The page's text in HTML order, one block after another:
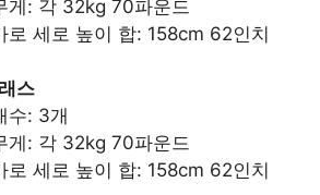
게: 각 32kg 70파운드
로 세로 높이 합: 158cm 62인치
스
수: 3개
게: 각 32kg 70파운드
로 세로 높이 합: 158cm 62인치